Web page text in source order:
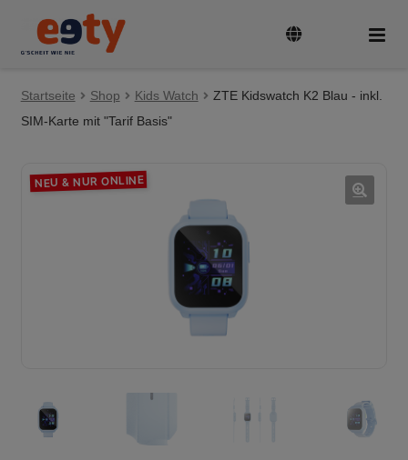
Zur
Navigation
Zum
Inhalt
Tarife & Geräte
SIM-Karte aktivieren und registrieren
Rufnummer mitnehmen
Startseite Shop Kids Watch
ZTE Kidswatch K2 Blau - inkl.
SIM-Karte mit "Tarif Basis"
NEU & NUR ONLINE